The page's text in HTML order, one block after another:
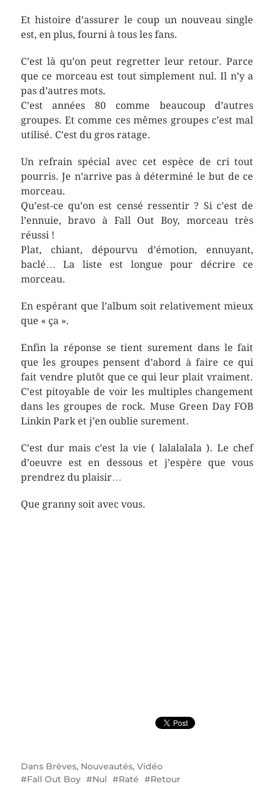
Et histoire d’assurer le coup un nouveau single
est, en plus, fourni à tous les fans.
C’est là qu’on peut regretter leur retour. Parce
que ce morceau est tout simplement nul. Il n’y a
pas d’autres mots.
C’est années 80 comme beaucoup d’autres
groupes. Et comme ces mêmes groupes c’est mal
utilisé. C’est du gros ratage.
Un refrain spécial avec cet espèce de cri tout
pourris. Je n’arrive pas à déterminé le but de ce
morceau.
Qu’est-ce qu’on est censé ressentir ? Si c’est de
l’ennuie, bravo à Fall Out Boy, morceau très
réussi !
Plat, chiant, dépourvu d’émotion, ennuyant,
baclé… La liste est longue pour décrire ce
morceau.
En espérant que l’album soit relativement mieux
que « ça ».
Enfin la réponse se tient surement dans le fait
que les groupes pensent d’abord à faire ce qui
fait vendre plutôt que ce qui leur plait vraiment.
C’est pitoyable de voir les multiples changement
dans les groupes de rock. Muse Green Day FOB
Linkin Park et j’en oublie surement.
C’est dur mais c’est la vie ( lalalalala ). Le chef
d’oeuvre est en dessous et j’espère que vous
prendrez du plaisir…
Que granny soit avec vous.
Dans Brèves, Nouveautés, Vidéo
Fall Out Boy
Nul Raté Retour